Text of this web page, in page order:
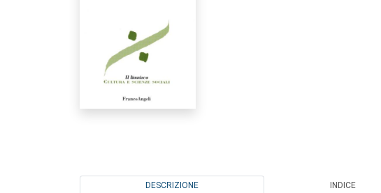
DESCRIZIONE INDICE